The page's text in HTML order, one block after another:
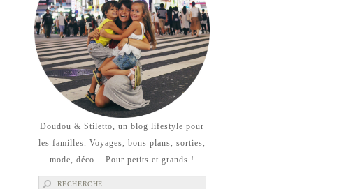
Doudou & Stiletto, un blog lifestyle pour
les familles. Voyages, bons plans, sorties,
mode, déco... Pour petits et grands !
Rechercher :